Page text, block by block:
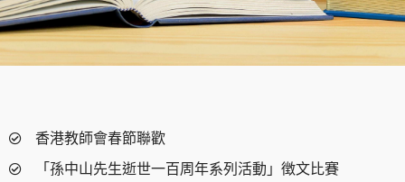
香港教師會春節聯歡
「孫中山先生逝世一百周年系列活動」徴文比賽